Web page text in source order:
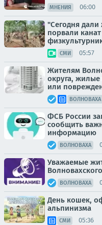
МНЕНИЯ 06:00
"Сегодня
порвали
СМИ 05:57
Жителям
округа,
или
ВОЛНОВАХА
ФСБ России
сообщить
информацию
ВОЛНОВАХА
Уважаемые
ВОЛНОВАХА
День кошек,
альпинизма
СМИ 05:36